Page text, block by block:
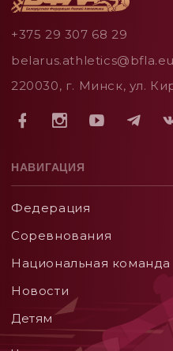
+375 29 307 68 29
belarus.athletics@bfla.eu
220030, г. Минск, ул.
НАВИГАЦИЯ
Федерация
Соревнования
Национальная команда
Новости
Детям